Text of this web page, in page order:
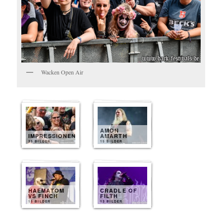
Wacken Open Air
IMPRESSIONEN
35 BILDER
AMON
AMARTH
15 BILDER
HAEMATOM
VS FINCH
15 BILDER
CRADLE OF
FILTH
13 BILDER